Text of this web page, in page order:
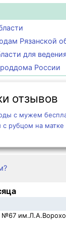
Рязанской
для
России
отзывов
с мужем
с рубцом на матке
№67